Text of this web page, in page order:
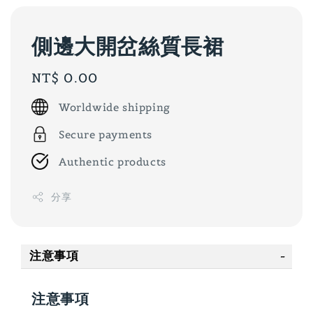
側邊大開岔絲質長裙
Regular
price
NT$ 0.00
Worldwide shipping
Secure payments
Authentic products
分享
注意事項
注意事項